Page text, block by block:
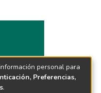
personal para
Preferencias,
.